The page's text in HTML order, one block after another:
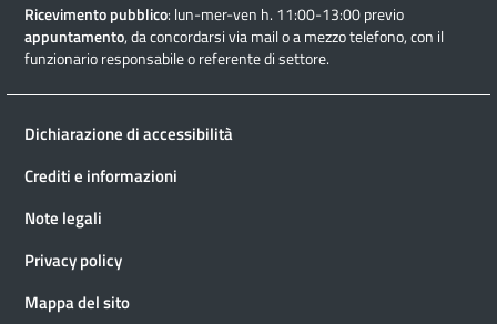
Ricevimento pubblico: lun-mer-ven h. 11:00-13:00 previo
appuntamento, da concordarsi via mail o a mezzo telefono, con il
funzionario responsabile o referente di settore.
Dichiarazione di accessibilità
Crediti e informazioni
Note legali
Privacy policy
Mappa del sito